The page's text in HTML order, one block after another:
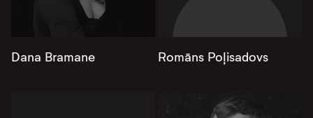
Dana Bramane Romāns Poļisadovs